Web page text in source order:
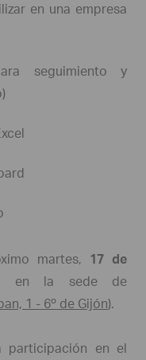
en una empresa
seguimiento y
martes, 17 de
en la sede de
1 - 6º de Gijón).
participación en el